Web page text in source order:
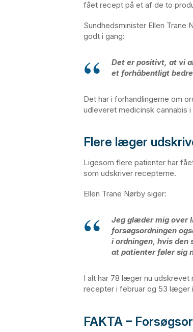
fået recept på et af de to
Sundhedsminister Ellen
godt i gang:
Det er positivt, at vi
et forhåbentligt
Det har i forhandlingerne om
udleveret medicinsk cannabis
Flere læger
Ligesom flere patienter har
som udskriver recepterne.
Ellen Trane Nørby siger:
Jeg glæder mig over
forsøgsordningen
i ordningen, hvis den
at patienter føler sig
I alt har 78 læger nu
recepter i februar og 53 læger i
FAKTA –